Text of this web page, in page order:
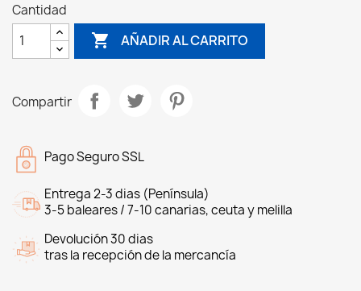
Cantidad
 AÑADIR AL CARRITO
Compartir
Pago Seguro SSL
Entrega 2-3 dias (Península)
3-5 baleares / 7-10 canarias, ceuta y melilla
Devolución 30 dias
tras la recepción de la mercancía